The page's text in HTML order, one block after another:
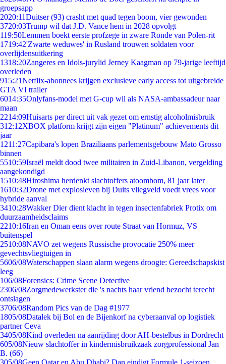
groepsapp
2020:11Duitser (93) crasht met quad tegen boom, vier gewonden
3720:03Trump wil dat J.D. Vance hem in 2028 opvolgt
119:50Lemmen boekt eerste profzege in zware Ronde van Polen-rit
1719:42'Zwarte weduwes' in Rusland trouwen soldaten voor
overlijdensuitkering
1318:20Zangeres en Idols-jurylid Jerney Kaagman op 79-jarige leeftijd
overleden
915:21Netflix-abonnees krijgen exclusieve early access tot uitgebreide
GTA VI trailer
6014:35Onlyfans-model met G-cup wil als NASA-ambassadeur naar
maan
2214:09Huisarts per direct uit vak gezet om ernstig alcoholmisbruik
312:12XBOX platform krijgt zijn eigen "Platinum" achievements dit
jaar
1211:27Capibara's lopen Braziliaans parlementsgebouw Mato Grosso
binnen
5510:59Israël meldt dood twee militairen in Zuid-Libanon, vergelding
aangekondigd
1510:48Hiroshima herdenkt slachtoffers atoombom, 81 jaar later
1610:32Drone met explosieven bij Duits vliegveld voedt vrees voor
hybride aanval
3410:28Wakker Dier dient klacht in tegen insectenfabriek Protix om
duurzaamheidsclaims
2210:16Iran en Oman eens over route Straat van Hormuz, VS
buitenspel
2510:08NAVO zet wegens Russische provocatie 250% meer
gevechtsvliegtuigen in
5606/08Waterschappen slaan alarm wegens droogte: Gereedschapskist
leeg
106/08Forensics: Crime Scene Detective
2306/08Zorgmedewerkster die 's nachts haar vriend bezocht terecht
ontslagen
3706/08Random Pics van de Dag #1977
1805/08Datalek bij Bol en de Bijenkorf na cyberaanval op logistiek
partner Ceva
3405/08Kind overleden na aanrijding door AH-bestelbus in Dordrecht
605/08Nieuw slachtoffer in kindermisbruikzaak zorgprofessional Jan
B. (66)
305/08Geen Qatar en Abu Dhabi? Dan eindigt Formule 1-seizoen